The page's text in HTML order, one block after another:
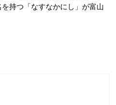
持つ「なすなかにし」が富山